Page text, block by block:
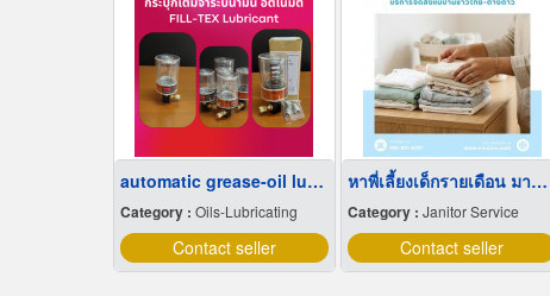
automatic grease-oil lubricator
Category : Oils-Lubricating
Contact seller
หาพี่เลี้ยงเด็กรายเดือน มารยาทดี
Category : Janitor Service
Contact seller